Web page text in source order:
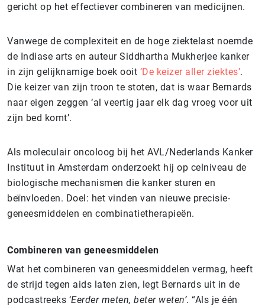
gericht op het effectiever combineren van medicijnen.
Vanwege de complexiteit en de hoge ziektelast noemde
de Indiase arts en auteur Siddhartha Mukherjee kanker
in zijn gelijknamige boek ooit ‘De keizer aller ziektes’.
Die keizer van zijn troon te stoten, dat is waar Bernards
naar eigen zeggen ‘al veertig jaar elk dag vroeg voor uit
zijn bed komt’.
Als moleculair oncoloog bij het AVL/Nederlands Kanker
Instituut in Amsterdam onderzoekt hij op celniveau de
biologische mechanismen die kanker sturen en
beïnvloeden. Doel: het vinden van nieuwe precisie-
geneesmiddelen en combinatietherapieën.
Combineren van geneesmiddelen
Wat het combineren van geneesmiddelen vermag, heeft
de strijd tegen aids laten zien, legt Bernards uit in de
podcastreeks ‘Eerder meten, beter weten’. “Als je één